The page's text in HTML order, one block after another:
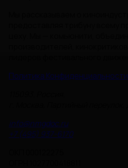
Политика Конфиденциальности
info@nmgdoc.ru
+7 (495) 937-6170